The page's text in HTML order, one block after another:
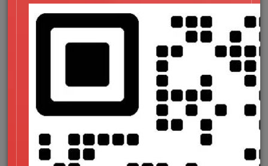
访谈中，在研究人员提出问题之后，用户需要足够的时间思考和
回忆，不要立即让用户给出他们的回答，给用户大概10秒的沉
默时间。请用户评价方案时亦然，给用户充足的时间，以自己的
在最开始做用户访谈时，我会尽力避免沉默时间。一方面担心延
长访谈时间，另一方面担心沉默的尴尬。但后来发现，“访谈留
白”给了用户细致思考的时间，他们在回答时会更详尽而肯定。
在我们需要鼓励用户说出更多内容时，也可以使用“沉默10s”原